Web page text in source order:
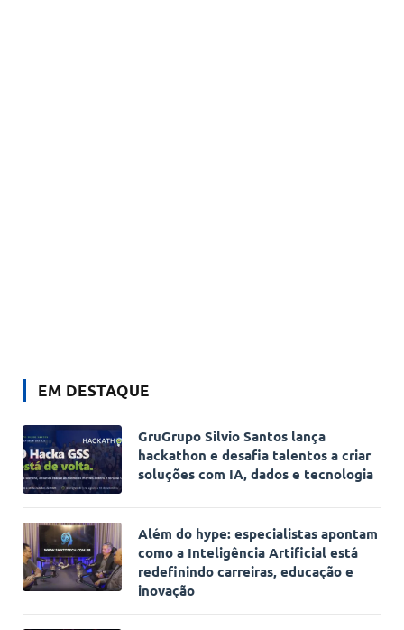
EM DESTAQUE
GruGrupo Silvio Santos lança
hackathon e desafia talentos a criar
soluções com IA, dados e tecnologia
Além do hype: especialistas apontam
como a Inteligência Artificial está
redefinindo carreiras, educação e
inovação